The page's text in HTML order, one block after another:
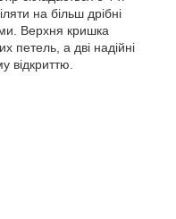
на більш дрібні
Верхня кришка
петель, а дві надійні
відкриттю.